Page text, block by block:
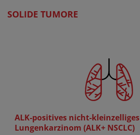
SOLIDE TUMORE
ALK-positives nicht-kleinzelliges
Lungenkarzinom (ALK+ NSCLC)